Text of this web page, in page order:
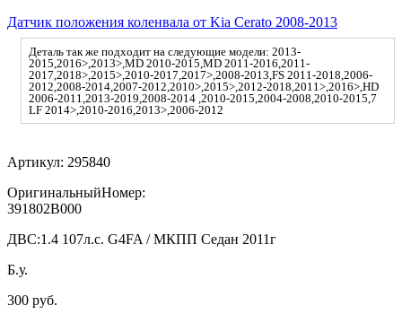
Датчик положения коленвала от Kia Cerato 2008-2013
Деталь так же подходит на следующие модели: 2013-
2015,2016>,2013>,MD 2010-2015,MD 2011-2016,2011-
2017,2018>,2015>,2010-2017,2017>,2008-2013,FS 2011-2018,2006-
2012,2008-2014,2007-2012,2010>,2015>,2012-2018,2011>,2016>,HD
2006-2011,2013-2019,2008-2014 ,2010-2015,2004-2008,2010-2015,7
LF 2014>,2010-2016,2013>,2006-2012
Артикул: 295840
ОригинальныйНомер:
391802B000
ДВС:1.4 107л.с. G4FA / МКПП Седан 2011г
Б.у.
300 руб.